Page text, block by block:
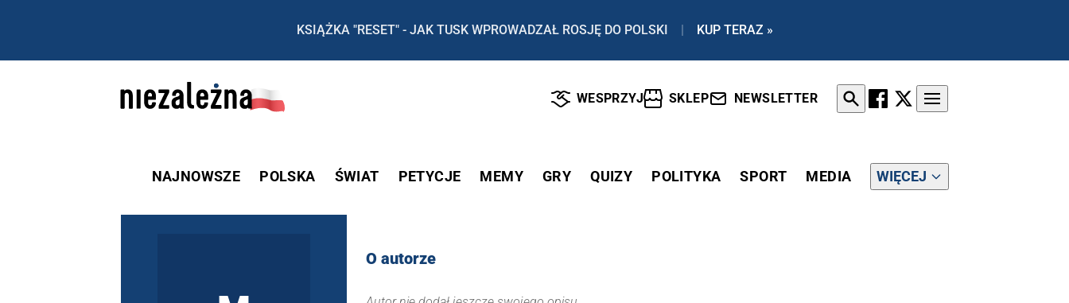
KSIĄŻKA "RESET" - JAK TUSK WPROWADZAŁ ROSJĘ DO POLSKI | KUP TERAZ »
WESPRZYJ SKLEP NEWSLETTER
NAJNOWSZE POLSKA ŚWIAT PETYCJE MEMY GRY QUIZY POLITYKA SPORT MEDIA WIĘCEJ
O autorze